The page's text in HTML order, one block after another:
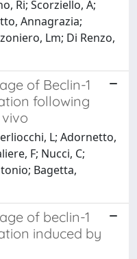
Ri; Scorziello, A;
Annagrazia;
Lm; Di Renzo,
of Beclin-1
following
L; Adornetto,
F; Nucci, C;
Bagetta,
of beclin-1
induced by